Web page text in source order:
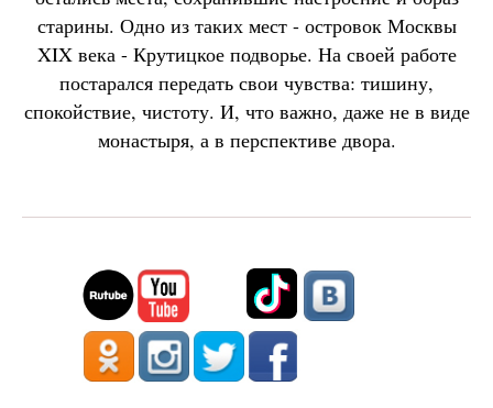
старины. Одно из таких мест - островок Москвы
XIX века - Крутицкое подворье. На своей работе
постарался передать свои чувства: тишину,
спокойствие, чистоту. И, что важно, даже не в виде
монастыря, а в перспективе двора.